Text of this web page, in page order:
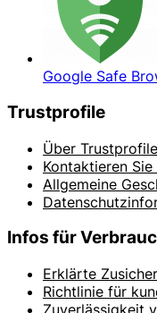
Google Safe
Trustprofile
Über Trustprofile
Kontaktieren Sie
Allgemeine
Infos für
Erklärte
Richtlinie für